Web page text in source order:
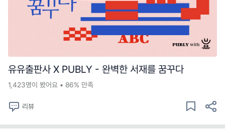
유유출판사 X PUBLY - 완벽한 서재를 꿈꾸다
1,423명이 봤어요 • 86% 만족
리뷰